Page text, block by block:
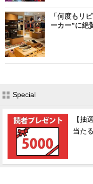
「何度もリ
ーカー”に
Special
【抽
当た